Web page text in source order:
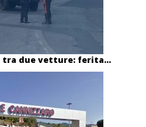
tra due vetture: ferita...